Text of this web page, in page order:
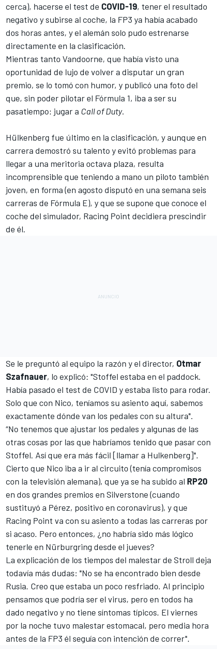
cerca), hacerse el test de COVID-19, tener el resultado
negativo y subirse al coche, la FP3 ya había acabado
dos horas antes, y el alemán solo pudo estrenarse
directamente en la clasificación.
Mientras tanto Vandoorne, que había visto una
oportunidad de lujo de volver a disputar un gran
premio, se lo tomó con humor, y publicó una foto del
que, sin poder pilotar el Fórmula 1, iba a ser su
pasatiempo: jugar a Call of Duty.
Hülkenberg fue último en la clasificación, y aunque en
carrera demostró su talento y evitó problemas para
llegar a una meritoria octava plaza, resulta
incomprensible que teniendo a mano un piloto también
joven, en forma (en agosto disputó en una semana seis
carreras de Fórmula E), y que se supone que conoce el
coche del simulador, Racing Point decidiera prescindir
de él.
Se le preguntó al equipo la razón y el director, Otmar
Szafnauer, lo explicó: "Stoffel estaba en el paddock.
Había pasado el test de COVID y estaba listo para rodar.
Solo que con Nico, teníamos su asiento aquí, sabemos
exactamente dónde van los pedales con su altura".
“No tenemos que ajustar los pedales y algunas de las
otras cosas por las que habríamos tenido que pasar con
Stoffel. Así que era más fácil [llamar a Hulkenberg]".
Cierto que Nico iba a ir al circuito (tenía compromisos
con la televisión alemana), que ya se ha subido al RP20
en dos grandes premios en Silverstone (cuando
sustituyó a Pérez, positivo en coronavirus), y que
Racing Point va con su asiento a todas las carreras por
si acaso. Pero entonces, ¿no habría sido más lógico
tenerle en Nürburgring desde el jueves?
La explicación de los tiempos del malestar de Stroll deja
todavía más dudas: "No se ha encontrado bien desde
Rusia. Creo que estaba un poco resfriado. Al principio
pensamos que podría ser el virus, pero en todos ha
dado negativo y no tiene síntomas típicos. El viernes
por la noche tuvo malestar estomacal, pero media hora
antes de la FP3 él seguía con intención de correr".